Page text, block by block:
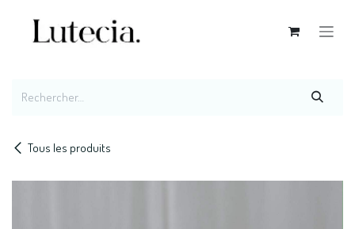
Tous les produits